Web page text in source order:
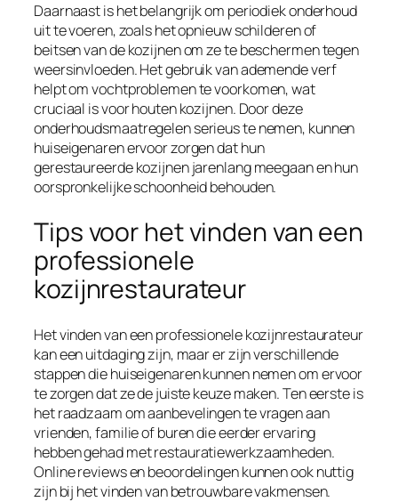
Daarnaast is het belangrijk om periodiek onderhoud
uit te voeren, zoals het opnieuw schilderen of
beitsen van de kozijnen om ze te beschermen tegen
weersinvloeden. Het gebruik van ademende verf
helpt om vochtproblemen te voorkomen, wat
cruciaal is voor houten kozijnen. Door deze
onderhoudsmaatregelen serieus te nemen, kunnen
huiseigenaren ervoor zorgen dat hun
gerestaureerde kozijnen jarenlang meegaan en hun
oorspronkelijke schoonheid behouden.
Tips voor het vinden van een
professionele
kozijnrestaurateur
Het vinden van een professionele kozijnrestaurateur
kan een uitdaging zijn, maar er zijn verschillende
stappen die huiseigenaren kunnen nemen om ervoor
te zorgen dat ze de juiste keuze maken. Ten eerste is
het raadzaam om aanbevelingen te vragen aan
vrienden, familie of buren die eerder ervaring
hebben gehad met restauratiewerkzaamheden.
Online reviews en beoordelingen kunnen ook nuttig
zijn bij het vinden van betrouwbare vakmensen.